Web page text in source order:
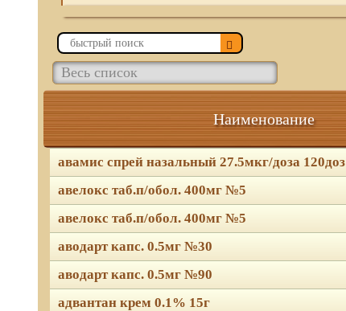
Наименование
авамис спрей назальный 27.5мкг/доза 120доз
авелокс таб.п/обол. 400мг №5
авелокс таб.п/обол. 400мг №5
аводарт капс. 0.5мг №30
аводарт капс. 0.5мг №90
адвантан крем 0.1% 15г